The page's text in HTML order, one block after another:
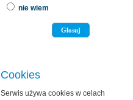
nie wiem
Cookies
Serwis używa cookies w celach